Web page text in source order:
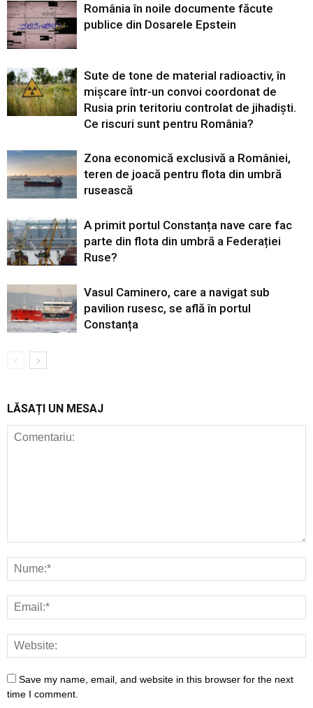
România în noile documente făcute
publice din Dosarele Epstein
Sute de tone de material radioactiv, în
mișcare într-un convoi coordonat de
Rusia prin teritoriu controlat de jihadiști.
Ce riscuri sunt pentru România?
Zona economică exclusivă a României,
teren de joacă pentru flota din umbră
rusească
A primit portul Constanța nave care fac
parte din flota din umbră a Federației
Ruse?
Vasul Caminero, care a navigat sub
pavilion rusesc, se află în portul
Constanța
LĂSAȚI UN MESAJ
Save my name, email, and website in this browser for the next
time I comment.